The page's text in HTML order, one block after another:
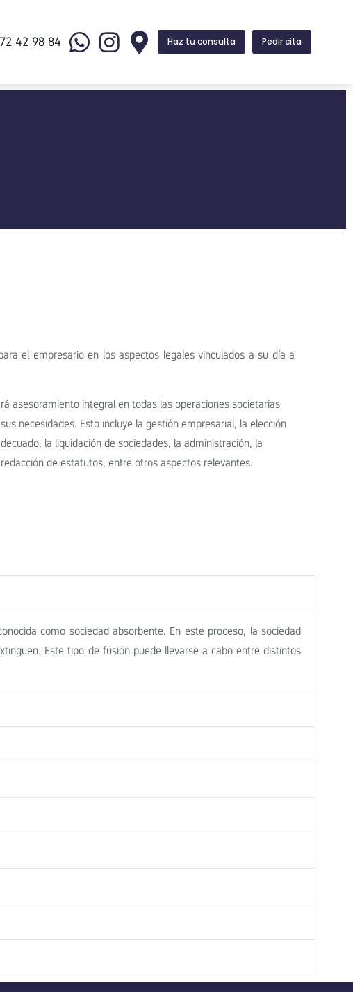
42 98 84 Haz tu consulta Pedir cita
el empresario en los aspectos legales vinculados a su día a
asesoramiento integral en todas las operaciones societarias
necesidades. Esto incluye la gestión empresarial, la elección
la liquidación de sociedades, la administración, la
de estatutos, entre otros aspectos relevantes.
como sociedad absorbente. En este proceso, la sociedad
Este tipo de fusión puede llevarse a cabo entre distintos